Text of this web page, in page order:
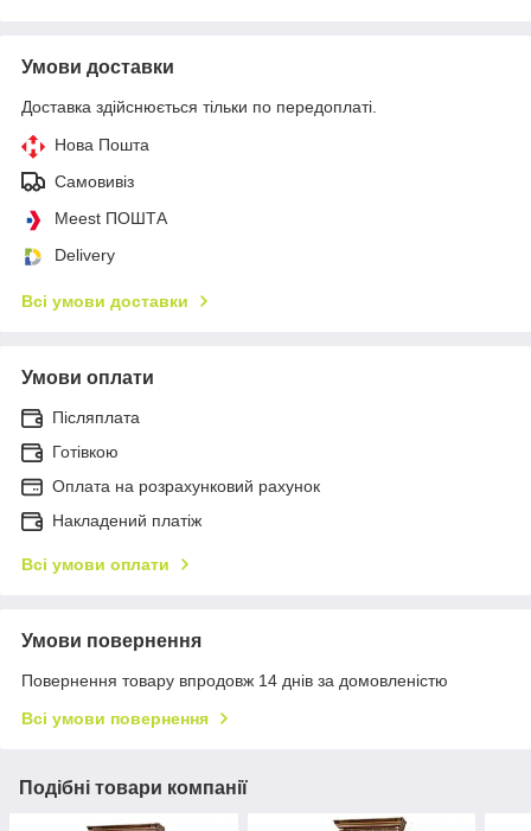
Умови доставки
Доставка здійснюється тільки по передоплаті.
Нова Пошта
Самовивіз
Meest ПОШТА
Delivery
Всі умови доставки
Умови оплати
Післяплата
Готівкою
Оплата на розрахунковий рахунок
Накладений платіж
Всі умови оплати
Умови повернення
Повернення товару впродовж 14 днів за домовленістю
Всі умови повернення
Подібні товари компанії